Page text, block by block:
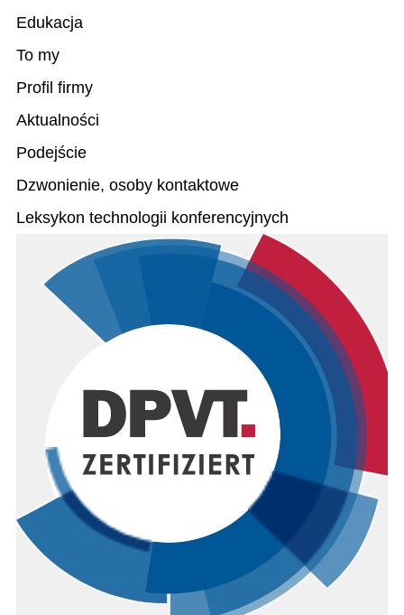
Edukacja
To my
Profil firmy
Aktualności
Podejście
Dzwonienie, osoby kontaktowe
Leksykon technologii konferencyjnych